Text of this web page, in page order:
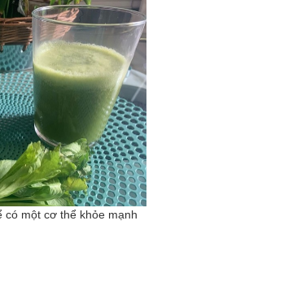
có một cơ thể khỏe mạnh